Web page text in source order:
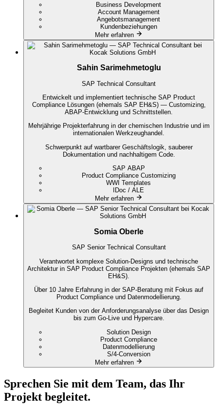
Business Development
Account Management
Angebotsmanagement
Kundenbeziehungen
Mehr erfahren
Sahin Sarimehmetoglu
SAP Technical Consultant
Entwickelt und implementiert technische SAP Product
Compliance Lösungen (ehemals SAP EH&S) — Customizing,
ABAP-Entwicklung und Schnittstellen.
Mehrjährige Projekterfahrung in der chemischen Industrie und im
internationalen Werkzeughandel.
Schwerpunkt auf wartbarer Geschäftslogik, sauberer
Dokumentation und nachhaltigem Code.
SAP ABAP
Product Compliance Customizing
WWI Templates
IDoc / ALE
Mehr erfahren
Somia Oberle
SAP Senior Technical Consultant
Verantwortet komplexe Solution-Designs und technische
Architektur in SAP Product Compliance Projekten (ehemals SAP
EH&S).
Über 10 Jahre Erfahrung in der SAP-Beratung mit Fokus auf
Product Compliance und Datenmodellierung.
Begleitet Kunden von der Anforderungsanalyse über das Design
bis zum Go-Live und Hypercare.
Solution Design
Product Compliance
Datenmodellierung
S/4-Conversion
Mehr erfahren
Sprechen Sie mit dem Team, das Ihr
Projekt begleitet.